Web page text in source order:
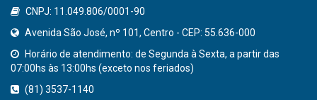
CNPJ: 11.049.806/0001-90
Avenida São José, nº 101, Centro - CEP: 55.636-000
Horário de atendimento: de Segunda à Sexta, a partir das
07:00hs às 13:00hs (exceto nos feriados)
(81) 3537-1140